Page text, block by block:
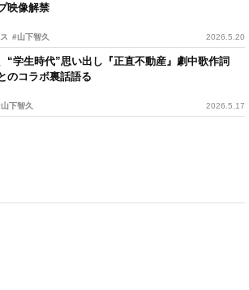
映像解禁
#山下智久 2026.5.20
“学生時代”思い出し『正直不動産』劇中歌作詞
のコラボ裏話語る
下智久 2026.5.17